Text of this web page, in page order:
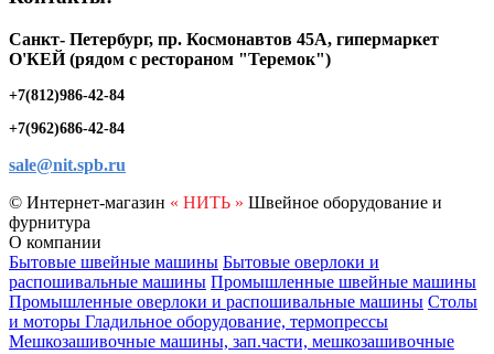
Санкт- Петербург, пр. Космонавтов 45А, гипермаркет
O'КЕЙ (рядом с рестораном "Теремок")
+7(812)986-42-84
+7(962)686-42-84
sale@nit.spb.ru
© Интернет-магазин « НИТЬ » Швейное оборудование и
фурнитура
О компании
Бытовые швейные машины Бытовые оверлоки и
распошивальные машины Промышленные швейные машины
Промышленные оверлоки и распошивальные машины Столы
и моторы Гладильное оборудование, термопрессы
Мешкозашивочные машины, зап.части, мешкозашивочные